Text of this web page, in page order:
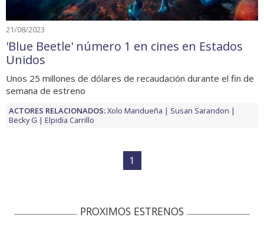
21/08/2023
'Blue Beetle' número 1 en cines en Estados
Unidos
Unos 25 millones de dólares de recaudación durante el fin de
semana de estreno
ACTORES RELACIONADOS:Xolo Maridueña
Susan Sarandon
Becky G
Elpidia Carrillo
1
PROXIMOS ESTRENOS